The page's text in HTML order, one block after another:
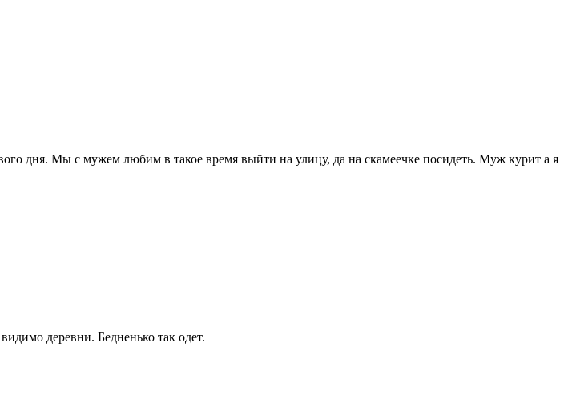
дня. Мы с мужем любим в такое время выйти на улицу, да на скамеечке посидеть. Муж курит а я
деревни. Бедненько так одет.